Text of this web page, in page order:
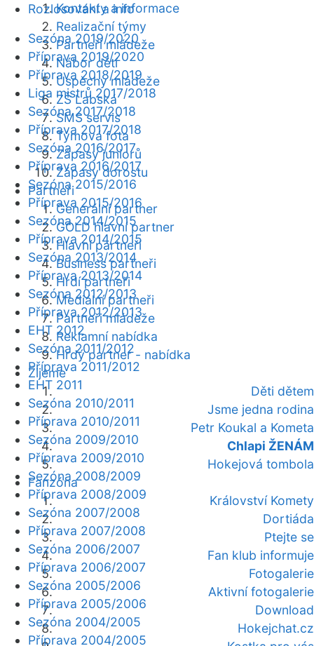
Kontakty a informace
Realizační týmy
Partneři mládeže
Nábor dětí
Úspěchy mládeže
ZŠ Labská
SMS servis
Týmová fota
Zápasy juniorů
Zápasy dorostu
Partneři
Generální partner
GOLD hlavní partner
Hlavní partneři
Business partneři
Hrdí partneři
Mediální partneři
Partneři mládeže
Reklamní nabídka
Hrdý partner - nabídka
Žijeme
Děti dětem
Jsme jedna rodina
Petr Koukal a Kometa
Chlapi ŽENÁM
Hokejová tombola
Fanzóna
Království Komety
Dortiáda
Ptejte se
Fan klub informuje
Fotogalerie
Aktivní fotogalerie
Download
Hokejchat.cz
Rozlosování a info
Sezóna 2019/2020
Příprava 2019/2020
Příprava 2018/2019
Liga mistrů 2017/2018
Sezóna 2017/2018
Příprava 2017/2018
Sezóna 2016/2017
Příprava 2016/2017
Sezóna 2015/2016
Příprava 2015/2016
Sezóna 2014/2015
Příprava 2014/2015
Sezóna 2013/2014
Příprava 2013/2014
Sezóna 2012/2013
Příprava 2012/2013
EHT 2012
Sezóna 2011/2012
Příprava 2011/2012
EHT 2011
Sezóna 2010/2011
Příprava 2010/2011
Sezóna 2009/2010
Příprava 2009/2010
Sezóna 2008/2009
Příprava 2008/2009
Sezóna 2007/2008
Příprava 2007/2008
Sezóna 2006/2007
Příprava 2006/2007
Sezóna 2005/2006
Příprava 2005/2006
Sezóna 2004/2005
Příprava 2004/2005